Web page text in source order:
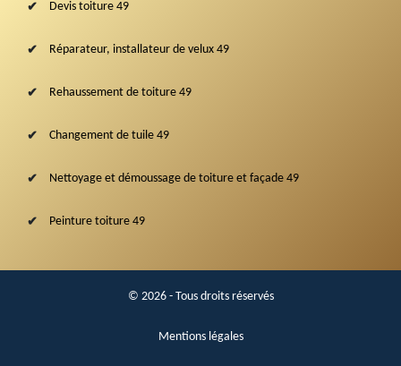
Devis toiture 49
Réparateur, installateur de velux 49
Rehaussement de toiture 49
Changement de tuile 49
Nettoyage et démoussage de toiture et façade 49
Peinture toiture 49
© 2026 - Tous droits réservés
Mentions légales